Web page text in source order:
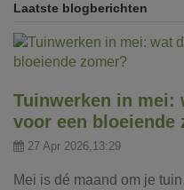
Laatste blogberichten
Tuinwerken in mei:
voor een bloeiende
27 Apr 2026,13:29
Mei is dé maand om je